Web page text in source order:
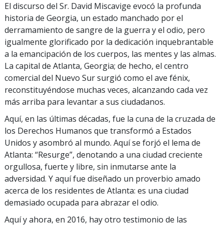
El discurso del Sr. David Miscavige evocó la profunda
historia de Georgia, un estado manchado por el
derramamiento de sangre de la guerra y el odio, pero
igualmente glorificado por la dedicación inquebrantable
a la emancipación de los cuerpos, las mentes y las almas.
La capital de Atlanta, Georgia; de hecho, el centro
comercial del Nuevo Sur surgió como el ave fénix,
reconstituyéndose muchas veces, alcanzando cada vez
más arriba para levantar a sus ciudadanos.
Aquí, en las últimas décadas, fue la cuna de la cruzada de
los Derechos Humanos que transformó a Estados
Unidos y asombró al mundo. Aquí se forjó el lema de
Atlanta: “Resurge”, denotando a una ciudad creciente
orgullosa, fuerte y libre, sin inmutarse ante la
adversidad. Y aquí fue diseñado un proverbio amado
acerca de los residentes de Atlanta: es una ciudad
demasiado ocupada para abrazar el odio.
Aquí y ahora, en 2016, hay otro testimonio de las